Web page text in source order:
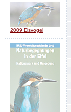
2009 Eisvogel